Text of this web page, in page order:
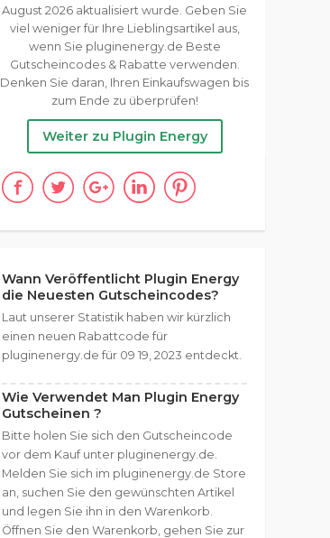
August 2026 aktualisiert wurde. Geben Sie
viel weniger für Ihre Lieblingsartikel aus,
wenn Sie pluginenergy.de Beste
Gutscheincodes & Rabatte verwenden.
Denken Sie daran, Ihren Einkaufswagen bis
zum Ende zu überprüfen!
Weiter zu Plugin Energy
Wann Veröffentlicht Plugin Energy
die Neuesten Gutscheincodes?
Laut unserer Statistik haben wir kürzlich
einen neuen Rabattcode für
pluginenergy.de für 09 19, 2023 entdeckt.
Wie Verwendet Man Plugin Energy
Gutscheinen ?
Bitte holen Sie sich den Gutscheincode
vor dem Kauf unter pluginenergy.de.
Melden Sie sich im pluginenergy.de Store
an, suchen Sie den gewünschten Artikel
und legen Sie ihn in den Warenkorb.
Öffnen Sie den Warenkorb, gehen Sie zur